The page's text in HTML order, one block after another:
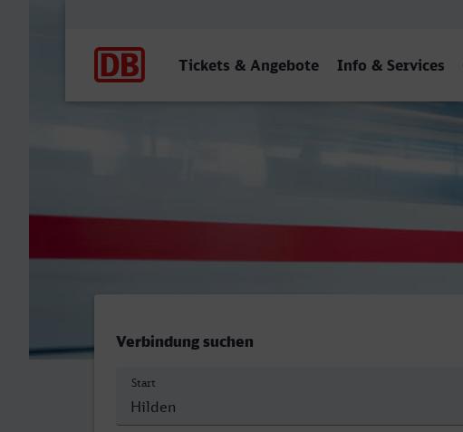
Tickets & Angebote Info & Services
Hilden - Plauen (Vogtl) ob Bf
Verbindung suchen
Start